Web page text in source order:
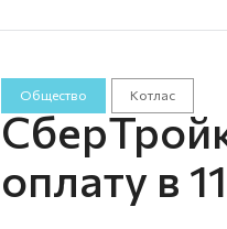
Общество Котлас
оплату в